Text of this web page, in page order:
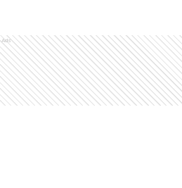
Ads